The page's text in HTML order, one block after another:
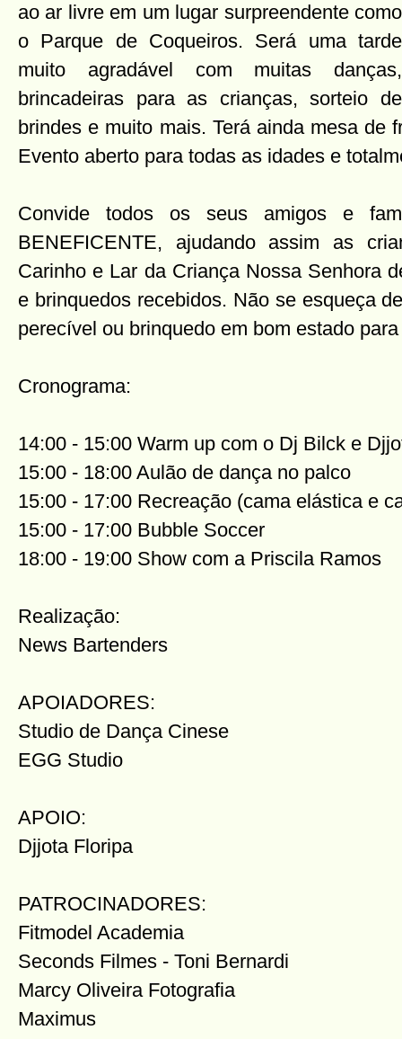
ao ar livre em um lugar surpreendente como
o Parque de Coqueiros. Será uma tarde
muito agradável com muitas danças,
brincadeiras para as crianças, sorteio de
brindes e muito mais. Terá ainda mesa de
Evento aberto para todas as idades e
Convide todos os seus amigos e
BENEFICENTE, ajudando assim as
Carinho e Lar da Criança Nossa Senhora
e brinquedos recebidos. Não se esqueça
perecível ou brinquedo em bom estado
Cronograma:
14:00 - 15:00 Warm up com o Dj Bilck e
15:00 - 18:00 Aulão de dança no palco
15:00 - 17:00 Recreação (cama elástica e
15:00 - 17:00 Bubble Soccer
18:00 - 19:00 Show com a Priscila Ramos
Realização:
News Bartenders
APOIADORES:
Studio de Dança Cinese
EGG Studio
APOIO:
Djjota Floripa
PATROCINADORES:
Fitmodel Academia
Seconds Filmes - Toni Bernardi
Marcy Oliveira Fotografia
Maximus